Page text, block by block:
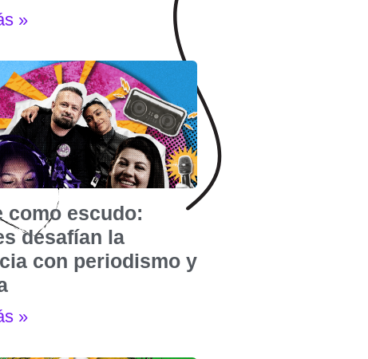
»
como escudo:
desafían la
con periodismo y
»